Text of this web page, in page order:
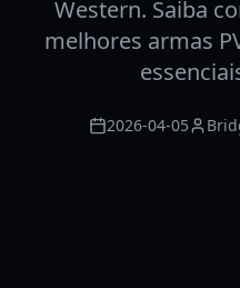
Western. Saiba
melhores armas
2026-04-05